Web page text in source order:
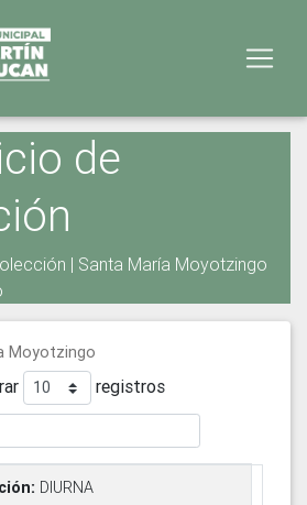
de
| Santa María Moyotzingo
Moyotzingo
registros
DIURNA